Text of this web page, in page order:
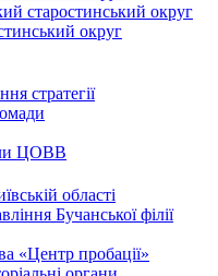
старостинський округ
округ
стратегії
ЦОВВ
області
Бучанської філії
«Центр пробації»